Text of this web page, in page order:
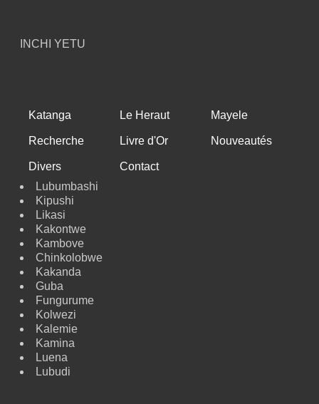
INCHI YETU
Katanga Le Heraut Mayele
Recherche Livre d'Or Nouveautés
Divers
Contact
Lubumbashi
Kipushi
Likasi
Kakontwe
Kambove
Chinkolobwe
Kakanda
Guba
Fungurume
Kolwezi
Kalemie
Kamina
Luena
Lubudi